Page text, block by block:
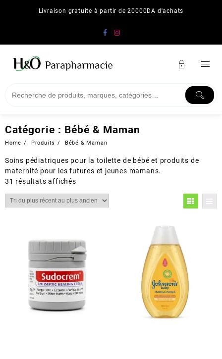
Livraison gratuite à partir de 20000DA d'achats
Catégorie : Bébé & Maman
Home Produits Bébé & Maman
Soins pédiatriques pour la toilette de bébé et produits de
maternité pour les futures et jeunes mamans.
31 résultats affichésTrié
plus
ancien